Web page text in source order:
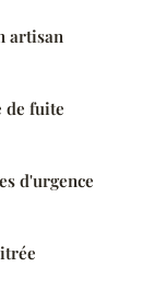
artisan
de fuite
d'urgence